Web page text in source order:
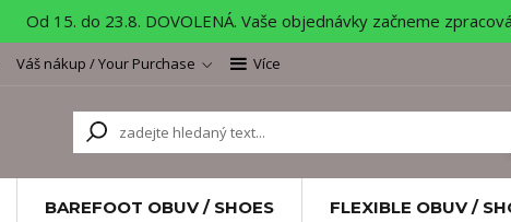
Od 15. do 23.8. DOVOLENÁ. Vaše objednávky začneme
Váš nákup / Your Purchase Více
BAREFOOT OBUV / SHOES FLEXIBLE OBUV /